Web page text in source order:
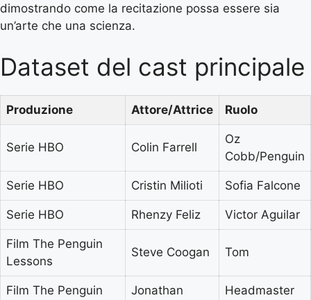
dimostrando come la recitazione possa essere sia
un’arte che una scienza.
Dataset del cast principale
Produzione Attore/Attrice Ruolo
Serie HBO Colin Farrell
Oz
Cobb/Penguin
Serie HBO Cristin Milioti Sofia Falcone
Serie HBO Rhenzy Feliz Victor Aguilar
Film The Penguin
Lessons
Steve Coogan Tom
Film The Penguin
Jonathan
Headmaster